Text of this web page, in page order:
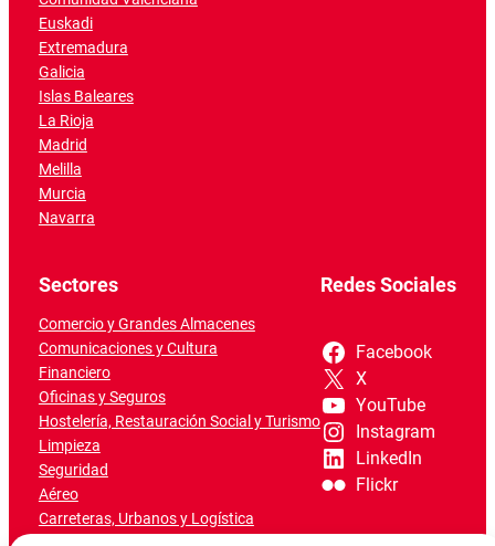
Euskadi
Extremadura
Galicia
Islas Baleares
La Rioja
Madrid
Melilla
Murcia
Navarra
Sectores
Comercio y Grandes Almacenes
Comunicaciones y Cultura
Financiero
Oficinas y Seguros
Hostelería, Restauración Social y Turismo
Limpieza
Seguridad
Aéreo
Carreteras, Urbanos y Logística
Redes Sociales
Facebook
X
YouTube
Instagram
LinkedIn
Flickr